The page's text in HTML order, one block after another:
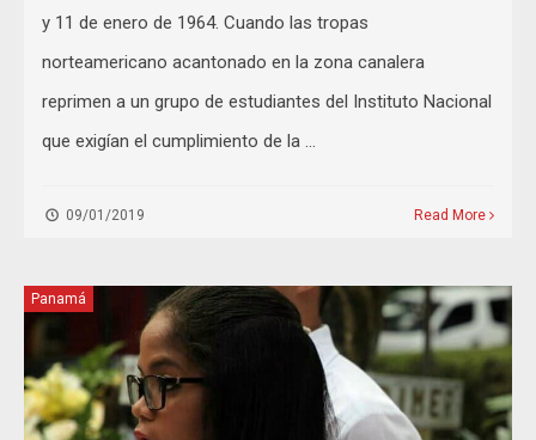
y 11 de enero de 1964. Cuando las tropas
norteamericano acantonado en la zona canalera
reprimen a un grupo de estudiantes del Instituto Nacional
que exigían el cumplimiento de la …
09/01/2019 Read More
Panamá